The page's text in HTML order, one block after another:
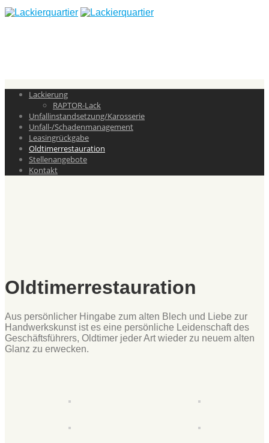
Lackierung
RAPTOR-Lack
Unfallinstandsetzung/Karosserie
Unfall-/Schadenmanagement
Leasingrückgabe
Oldtimerrestauration
Stellenangebote
Kontakt
Oldtimerrestauration
Aus persönlicher Hingabe zum alten Blech und Liebe zur
Handwerkskunst ist es eine persönliche Leidenschaft des
Geschäftsführers, Oldtimer jeder Art wieder zu neuem alten
Glanz zu erwecken.